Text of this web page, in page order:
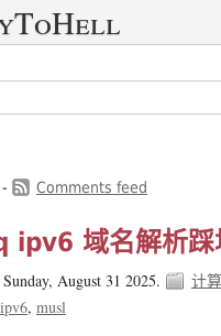
- Comments feed
ipv6 域名解析踩
Sunday, August 31 2025. 计
ipv6 musl